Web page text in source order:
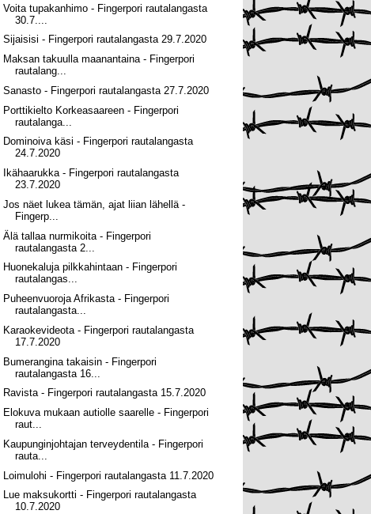
Voita tupakanhimo - Fingerpori rautalangasta
30.7....
Sijaisisi - Fingerpori rautalangasta 29.7.2020
Maksan takuulla maanantaina - Fingerpori
rautalang...
Sanasto - Fingerpori rautalangasta 27.7.2020
Porttikielto Korkeasaareen - Fingerpori
rautalanga...
Dominoiva käsi - Fingerpori rautalangasta
24.7.2020
Ikähaarukka - Fingerpori rautalangasta
23.7.2020
Jos näet lukea tämän, ajat liian lähellä -
Fingerp...
Älä tallaa nurmikoita - Fingerpori
rautalangasta 2...
Huonekaluja pilkkahintaan - Fingerpori
rautalangas...
Puheenvuoroja Afrikasta - Fingerpori
rautalangasta...
Karaokevideota - Fingerpori rautalangasta
17.7.2020
Bumerangina takaisin - Fingerpori
rautalangasta 16...
Ravista - Fingerpori rautalangasta 15.7.2020
Elokuva mukaan autiolle saarelle - Fingerpori
raut...
Kaupunginjohtajan terveydentila - Fingerpori
rauta...
Loimulohi - Fingerpori rautalangasta 11.7.2020
Lue maksukortti - Fingerpori rautalangasta
10.7.2020